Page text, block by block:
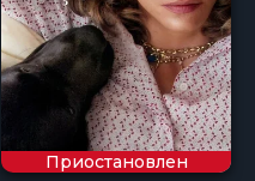
Приостановлен